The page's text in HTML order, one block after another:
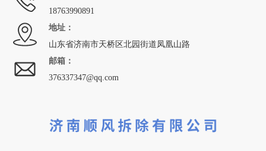
18763990891
地址：
山东省济南市天桥区北园街道凤凰山路
邮箱：
376337347@qq.com